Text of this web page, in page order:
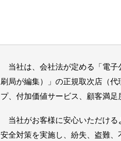
当社は、会社法が定める「電
刷局が編集）」の正規取次店（
プ、付加価値サービス、顧客満
当社がお客様に安心いただけ
安全対策を実施し、紛失、盗難、